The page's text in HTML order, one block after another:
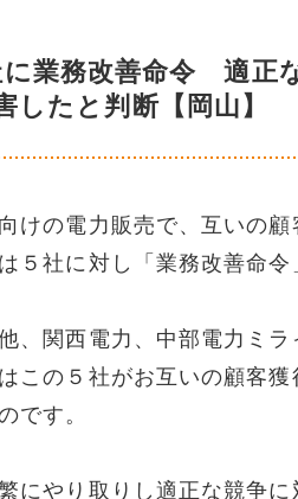
業務改善命令 適正
したと判断【岡山】
けの電力販売で、互いの
５社に対し「業務改善命令
、関西電力、中部電力ミ
この５社がお互いの顧客
です。
にやり取りし適正な競争